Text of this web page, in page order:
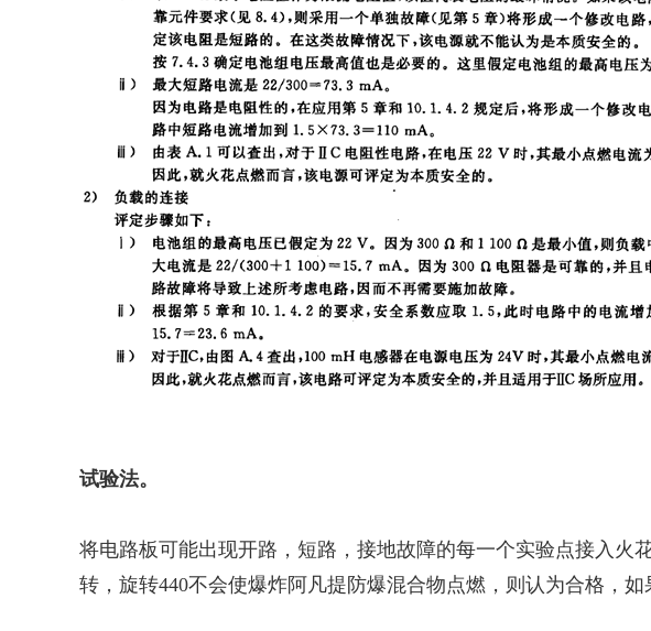
试验法。
将电路板可能出现开路，短路，接地故障的每一个实验点接入火
转，旋转440不会使爆炸阿凡提防爆混合物点燃，则认为合格，